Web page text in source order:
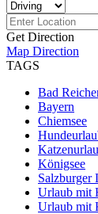
Get Direction
Map Direction
TAGS
Bad
Bayern
Chiemsee
Königsee
Salzburger
Urlaub mit
Urlaub mit